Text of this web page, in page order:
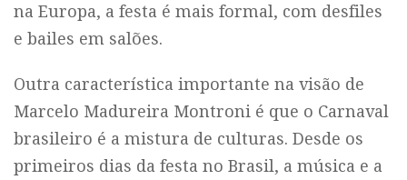
na Europa, a festa é mais formal, com desfiles
e bailes em salões.
Outra característica importante na visão de
Marcelo Madureira Montroni é que o Carnaval
brasileiro é a mistura de culturas. Desde os
primeiros dias da festa no Brasil, a música e a